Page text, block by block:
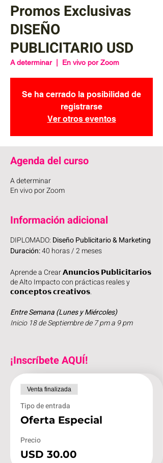
Promos Exclusivas
DISEÑO
PUBLICITARIO USD
A determinar
  |
En vivo por Zoom
Se ha cerrado la posibilidad de
registrarse
Ver otros eventos
Agenda del curso
A determinar
En vivo por Zoom
Información adicional
DIPLOMADO: Diseño Publicitario & Marketing
Duración:40 horas / 2 meses
Aprende a Crear 𝗔𝗻𝘂𝗻𝗰𝗶𝗼𝘀 𝗣𝘂𝗯𝗹𝗶𝗰𝗶𝘁𝗮𝗿𝗶𝗼𝘀
de Alto Impacto con prácticas reales y
𝗰𝗼𝗻𝗰𝗲𝗽𝘁𝗼𝘀 𝗰𝗿𝗲𝗮𝘁𝗶𝘃𝗼𝘀.
Entre Semana (Lunes y Miércoles)
Inicio 18 de Septiembre de 7 pm a 9 pm
Inicio 16 de Septiembre de 10 am a 2 pm
Ideal para estudiantes o profesionistas de la
publicidad, comunicación, mercadotecnia así
como para empresas que requieren mejorar
su imagen publicitaria. (Imágenes mostradas
realizadas por instructor o en clase) 𝗔𝗹
𝗳𝗶𝗻𝗮𝗹𝗶𝘇𝗮𝗿 𝘀𝗲 𝗿𝗲𝗮𝗹𝗶𝘇𝗮𝗿𝗮́𝗻 𝘆 𝗲𝗻𝘁𝗿𝗲𝗴𝗮𝗿𝗮́𝗻
𝘁𝗿𝗮𝗯𝗮𝗷𝗼𝘀 𝗿𝗲𝗮𝗹𝗲𝘀 𝗽𝗮𝗿𝗮 𝗰𝗹𝗶𝗲𝗻𝘁𝗲𝘀 𝗿𝗲𝗮𝗹𝗲𝘀.
𝗘𝘀𝘁𝗲 𝗗𝗶𝗽𝗹𝗼𝗺𝗮𝗱𝗼 𝗲𝘀 𝗽𝗮𝗿𝗮 𝘁𝗶, 𝘀𝗶:
¡Inscríbete AQUÍ!
Venta finalizada
Tipo de entrada
Oferta Especial
Precio
USD 30.00